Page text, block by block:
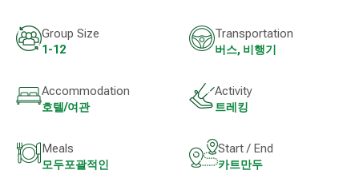
Group Size
1-12
Transportation
버스, 비행기
Accommodation
호텔/여관
Activity
트레킹
Meals
모두포괄적인
Start / End
카트만두